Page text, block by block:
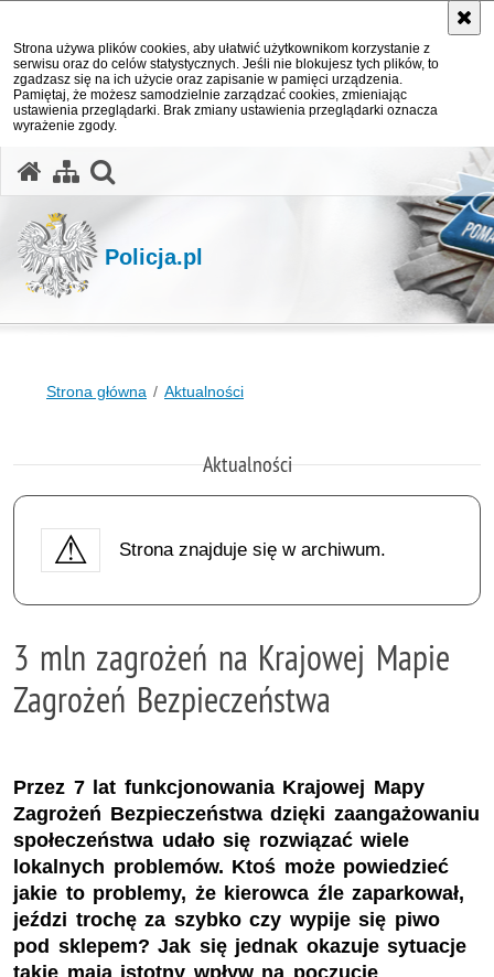
Strona używa plików cookies, aby ułatwić użytkownikom korzystanie z
serwisu oraz do celów statystycznych. Jeśli nie blokujesz tych plików, to
zgadzasz się na ich użycie oraz zapisanie w pamięci urządzenia.
Pamiętaj, że możesz samodzielnie zarządzać cookies, zmieniając
ustawienia przeglądarki. Brak zmiany ustawienia przeglądarki oznacza
wyrażenie zgody.
Policja.pl
Strona główna Aktualności
Aktualności
Strona znajduje się w archiwum.
3 mln zagrożeń na Krajowej Mapie
Zagrożeń Bezpieczeństwa
Przez 7 lat funkcjonowania Krajowej Mapy
Zagrożeń Bezpieczeństwa dzięki zaangażowaniu
społeczeństwa udało się rozwiązać wiele
lokalnych problemów. Ktoś może powiedzieć
jakie to problemy, że kierowca źle zaparkował,
jeździ trochę za szybko czy wypije się piwo
pod sklepem? Jak się jednak okazuje sytuacje